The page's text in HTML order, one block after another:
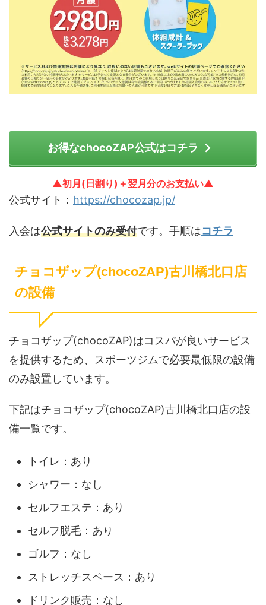
お得なchocoZAP公式はコチラ
▲初月(日割り)＋翌月分のお支払い▲
公式サイト： https://chocozap.jp/
入会は公式サイトのみ受付です。手順はコチラ
チョコザップ(chocoZAP)古川橋北口店
の設備
チョコザップ(chocoZAP)はコスパが良いサービス
を提供するため、スポーツジムで必要最低限の設備
のみ設置しています。
下記はチョコザップ(chocoZAP)古川橋北口店の設
備一覧です。
トイレ：あり
シャワー：なし
セルフエステ：あり
セルフ脱毛：あり
ゴルフ：なし
ストレッチスペース：あり
ドリンク販売：なし